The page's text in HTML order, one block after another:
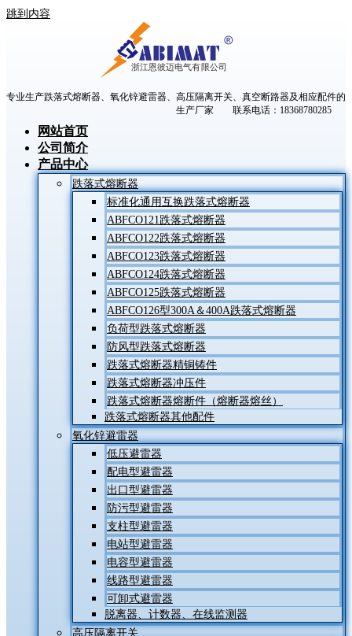
跳到内容
专业生产跌落式熔断器、氧化锌避雷器、高压隔离开关、真空断路器及相应配件的
生产厂家 联系电话：18368780285
网站首页
公司简介
产品中心
跌落式熔断器
标准化通用互换跌落式熔断器
ABFCO121跌落式熔断器
ABFCO122跌落式熔断器
ABFCO123跌落式熔断器
ABFCO124跌落式熔断器
ABFCO125跌落式熔断器
ABFCO126型300A＆400A跌落式熔断器
负荷型跌落式熔断器
防风型跌落式熔断器
跌落式熔断器精铜铸件
跌落式熔断器冲压件
跌落式熔断器熔断件（熔断器熔丝）
跌落式熔断器其他配件
氧化锌避雷器
低压避雷器
配电型避雷器
出口型避雷器
防污型避雷器
支柱型避雷器
电站型避雷器
电容型避雷器
线路型避雷器
可卸式避雷器
脱离器、计数器、在线监测器
高压隔离开关